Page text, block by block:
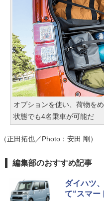
オプションを使い、荷物を
状態でも4名乗車が可能だ
（正田拓也／Photo：安田 剛）
編集部のおすすめ記事
ダイハツ
て“スマー